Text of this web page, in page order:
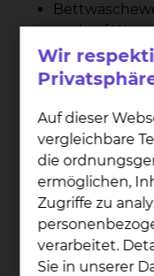
und auf
Kostenlose
Leibwäsche
Stunden)
Wahl- und
medizinisch
möchten wir
beitragen.
Getränken,
regionalen
Wir
Auf dieser
vergleichbare
die
ermöglichen,
Zugriffe zu
verarbeitet.
Sie in unserer